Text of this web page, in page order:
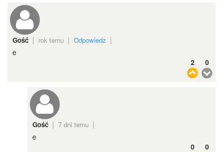
Gość | rok temu | Odpowiedz |
e
2
0
Gość | 7 dni temu |
e
0
0